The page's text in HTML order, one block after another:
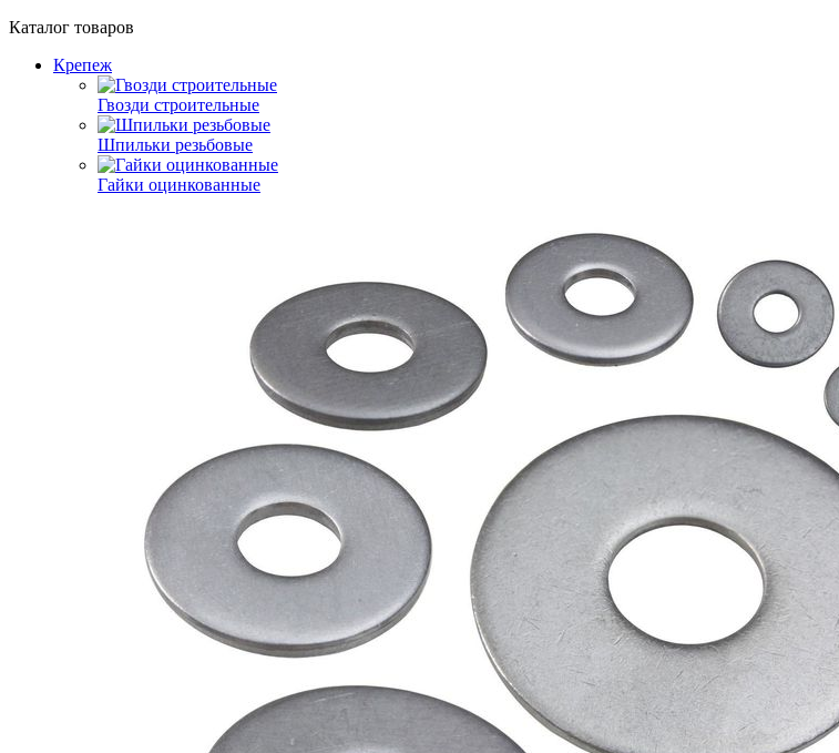
Каталог товаров
Крепеж
Гвозди строительные
Шпильки резьбовые
Гайки оцинкованные